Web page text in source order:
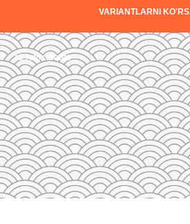
VARIANTLARNI
12 fotosuratlar